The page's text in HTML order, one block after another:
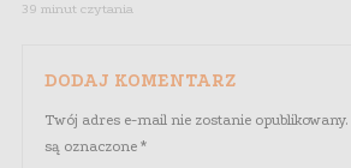
39 minut czytania
DODAJ KOMENTARZ
Twój adres e-mail nie zostanie opublikowany.
są oznaczone *